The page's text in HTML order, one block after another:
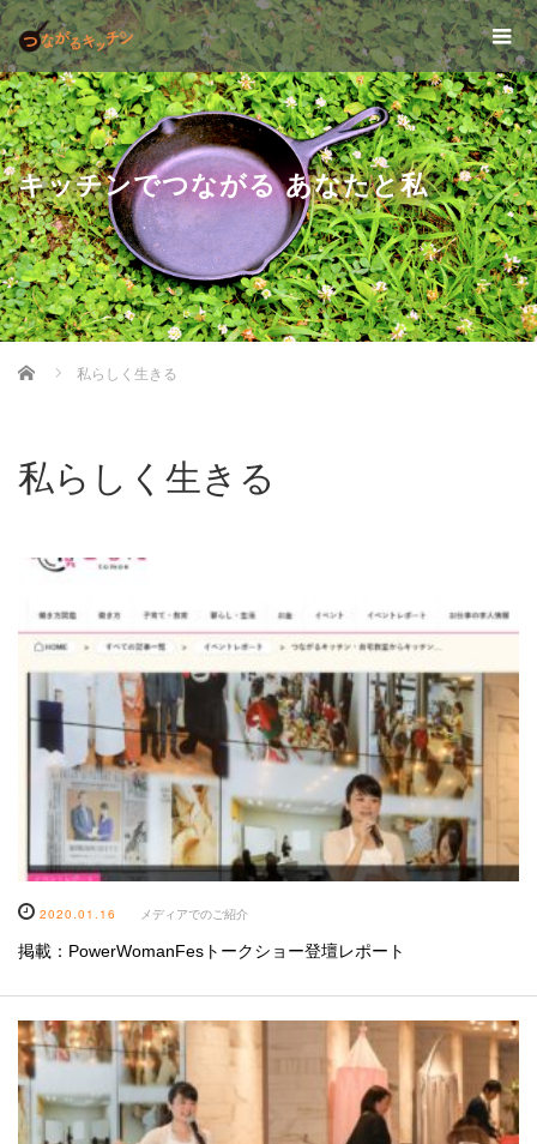
キッチンでつながる あなたと私
Home 私らしく生きる
私らしく生きる
2020.01.16 メディアでのご紹介
掲載：PowerWomanFesトークショー登壇レポート